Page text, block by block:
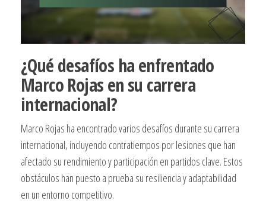
¿Qué desafíos ha enfrentado
Marco Rojas en su carrera
internacional?
Marco Rojas ha encontrado varios desafíos durante su carrera
internacional, incluyendo contratiempos por lesiones que han
afectado su rendimiento y participación en partidos clave. Estos
obstáculos han puesto a prueba su resiliencia y adaptabilidad
en un entorno competitivo.